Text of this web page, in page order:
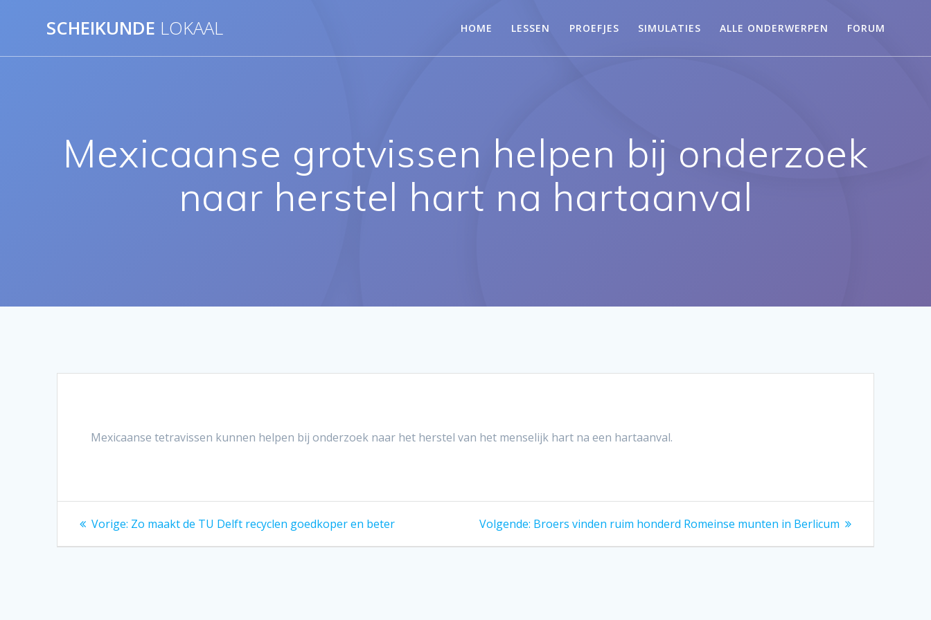
inhoud
SCHEIKUNDE LOKAAL HOME LESSEN PROEFJES SIMULATIES ALLE ONDERWERPEN FORUM
Mexicaanse grotvissen helpen bij onderzoek
naar herstel hart na hartaanval
Mexicaanse tetravissen kunnen helpen bij onderzoek naar het herstel van het menselijk hart na een hartaanval.
Bericht
navigatie
Vorige: Vorig
Zo maakt de TU Delft recyclen goedkoper en beter Volgende: Volgend
Broers vinden ruim honderd Romeinse munten in Berlicum